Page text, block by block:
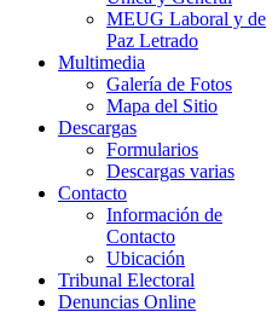
MEUG Laboral y de
Paz Letrado
Multimedia
Galería de Fotos
Mapa del Sitio
Descargas
Formularios
Descargas varias
Contacto
Información de
Contacto
Ubicación
Tribunal Electoral
Denuncias Online